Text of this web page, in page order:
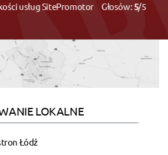
usług SitePromotor Głosów: 5/5
LOKALNE
Łódź